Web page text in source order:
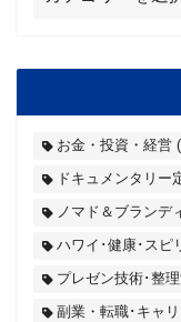
お金・投資・経営
ドキュメンタリー
ノマド＆ブランデ
ハワイ･健康･スピ
プレゼン技術･整
副業・転職･キャ